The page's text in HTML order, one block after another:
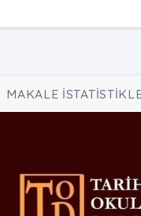
MAKALE